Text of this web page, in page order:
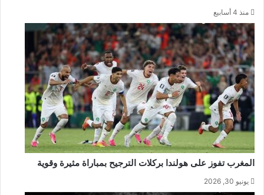
منذ 4 أسابيع
المغرب تفوز على هولندا بركلات الترجيح بمباراة مثيرة وقوية
يونيو 30, 2026